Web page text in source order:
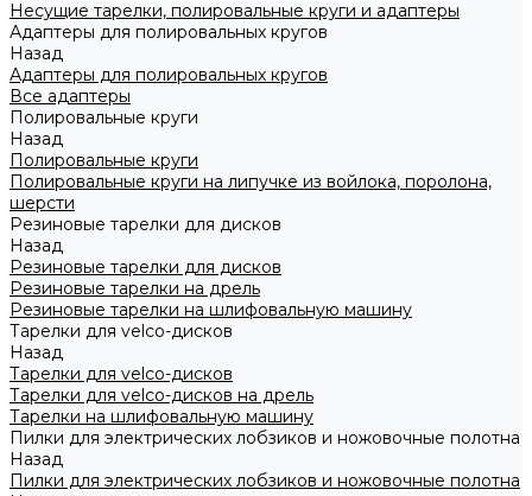
Несущие тарелки, полировальные круги и адаптеры
Адаптеры для полировальных кругов
Назад
Адаптеры для полировальных кругов
Все адаптеры
Полировальные круги
Назад
Полировальные круги
Полировальные круги на липучке из войлока, поролона,
шерсти
Резиновые тарелки для дисков
Назад
Резиновые тарелки для дисков
Резиновые тарелки на дрель
Резиновые тарелки на шлифовальную машину
Тарелки для velco-дисков
Назад
Тарелки для velco-дисков
Тарелки для velco-дисков на дрель
Тарелки на шлифовальную машину
Пилки для электрических лобзиков и ножовочные полотна
Назад
Пилки для электрических лобзиков и ножовочные полотна